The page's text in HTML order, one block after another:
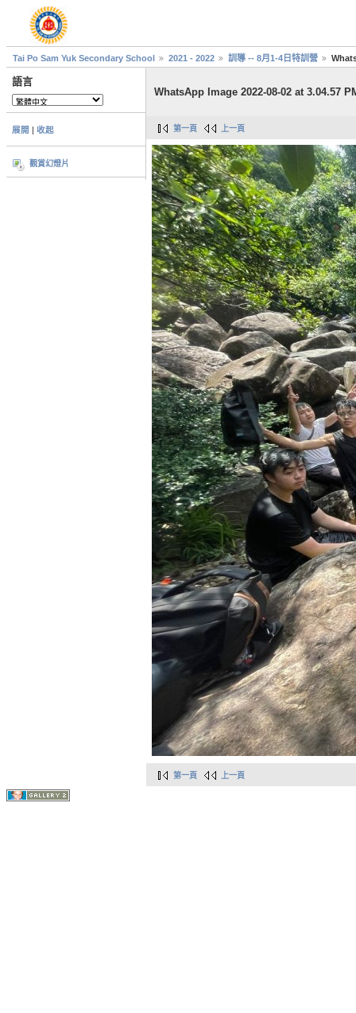
Tai Po Sam Yuk Secondary School 2021 - 2022 訓導 -- 8月1-4日特訓營
語言
展開 | 收起
觀賞幻燈片
WhatsApp Image 2022-08-02 at 3.04.57
第一頁 上一頁
第一頁 上一頁